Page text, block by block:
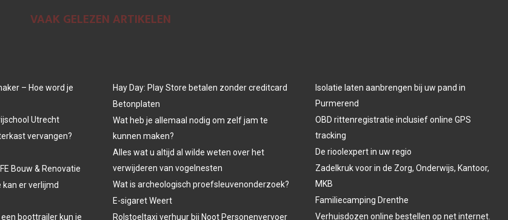
VAAK GELEZEN ARTIKELEN
– Hoe word je
Utrecht
vervangen?
Bouw & Renovatie
kan er verlijmd
boottrailer kun je
Hay Day: Play Store betalen zonder creditcard
Betonplaten
Wat heb je allemaal nodig om zelf jam te
kunnen maken?
Alles wat u altijd al wilde weten over het
verwijderen van vogelnesten
Wat is archeologisch proefsleuvenonderzoek?
E-sigaret Weert
Rolstoeltaxi verhuur bij Noot Personenvervoer
Isolatie laten aanbrengen bij uw pand in
Purmerend
OBD rittenregistratie inclusief online GPS
tracking
De rioolexpert in uw regio
Zadelkruk voor in de Zorg, Onderwijs, Kantoor,
MKB
Familiecamping Drenthe
Verhuisdozen online bestellen op net internet.